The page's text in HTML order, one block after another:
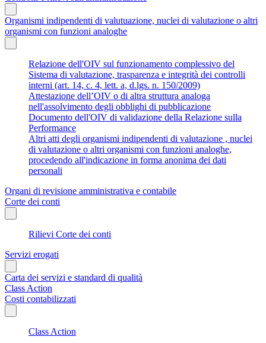
Organismi indipendenti di valutuazione, nuclei di valutazione o altri
organismi con funzioni analoghe
Relazione dell'OIV sul funzionamento complessivo del
Sistema di valutazione, trasparenza e integrità dei controlli
interni (art. 14, c. 4, lett. a, d.lgs. n. 150/2009)
Attestazione dell’OIV o di altra struttura analoga
nell'assolvimento degli obblighi di pubblicazione
Documento dell'OIV di validazione della Relazione sulla
Performance
Altri atti degli organismi indipendenti di valutazione , nuclei
di valutazione o altri organismi con funzioni analoghe,
procedendo all'indicazione in forma anonima dei dati
personali
Organi di revisione amministrativa e contabile
Corte dei conti
Rilievi Corte dei conti
Servizi erogati
Carta dei servizi e standard di qualità
Class Action
Costi contabilizzati
Class Action